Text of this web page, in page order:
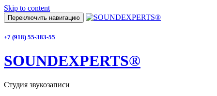
Skip to content
Переключить навигацию
+7 (918) 55-383-55
SOUNDEXPERTS®
Студия звукозаписи